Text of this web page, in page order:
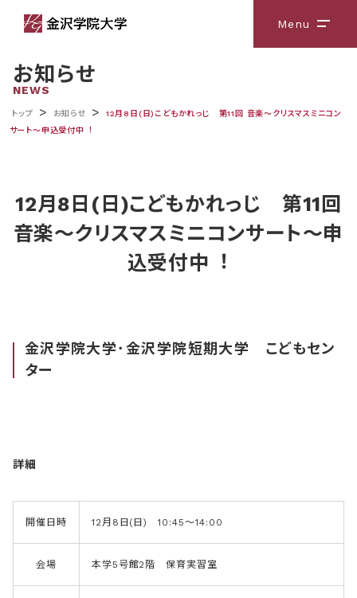
Menu メニ
お知らせ
NEWS
トップ > お知らせ >
12⽉8⽇(⽇)こどもかれっじ 第11回 ⾳楽〜クリスマスミニコン
サート〜申込受付中︕
12⽉8⽇(⽇)こどもかれっじ 第11回
⾳楽〜クリスマスミニコンサート〜申
込受付中︕
金沢学院大学･金沢学院短期大学 こどもセン
ター
詳細
開催日時 12月8日(日) 10:45～14:00
会場 本学5号館2階 保育実習室